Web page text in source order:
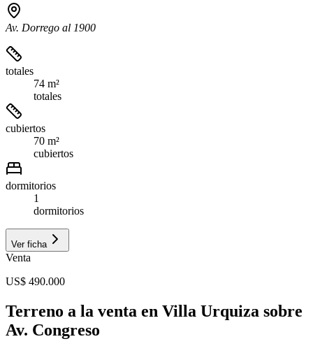
Av. Dorrego al 1900
totales
74 m²
totales
cubiertos
70 m²
cubiertos
dormitorios
1
dormitorios
Ver ficha
Venta
US$ 490.000
Terreno a la venta en Villa Urquiza sobre
Av. Congreso